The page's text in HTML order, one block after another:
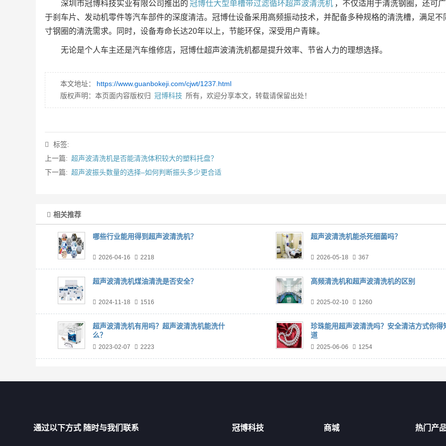
深圳市冠博科技实业有限公司推出的 冠博仕大型单槽带过滤循环超声波清洗机 ，不仅适用于清洗钢圈，还可
于刹车片、发动机零件等汽车部件的深度清洁。冠博仕设备采用高频振动技术，并配备多种规格的清洗槽，满足不
寸钢圈的清洗需求。同时，设备寿命长达20年以上，节能环保，深受用户青睐。
无论是个人车主还是汽车维修店，冠博仕超声波清洗机都是提升效率、节省人力的理想选择。
本文地址：
https://www.guanbokeji.com/cjwt/1237.html
版权声明：本页面内容版权归 冠博科技 所有，欢迎分享本文，转载请保留出处！
标签:
上一篇: 超声波清洗机是否能清洗体积较大的塑料托盘？
下一篇: 超声波振头数量的选择–如何判断振头多少更合适
相关推荐
哪些行业能用得到超声波清洗机？
2026-04-16 2218
超声波清洗机能杀死细菌吗？
2026-05-18 367
超声波清洗机煤油清洗是否安全？
2024-11-18 1516
高频清洗机和超声波清洗机的区别
2025-02-10 1260
超声波清洗机有用吗？超声波清洗机能洗什
么？
2023-02-07 2223
珍珠能用超声波清洗吗？安全清洁方式你得
道
2025-06-06 1254
通过以下方式 随时与我们联系 冠博科技 商城 热门产